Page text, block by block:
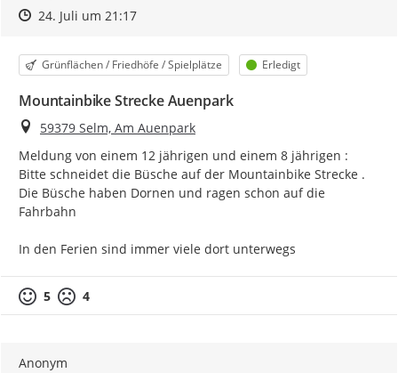
Zeitpunkt des Erstellens
Zeitpunkt des Erstellens
24. Juli um 21:17Zur Äußerung
Kategorie
Grünflächen / Friedhöfe / Spielplätze Status
Erledigt
Mountainbike Strecke Auenpark
Ort
59379 Selm, Am Auenpark
Meldung von einem 12 jährigen und einem 8 jährigen :
Bitte schneidet die Büsche auf der Mountainbike Strecke .
Die Büsche haben Dornen und ragen schon auf die
Fahrbahn
In den Ferien sind immer viele dort unterwegs
5 4
Anonym